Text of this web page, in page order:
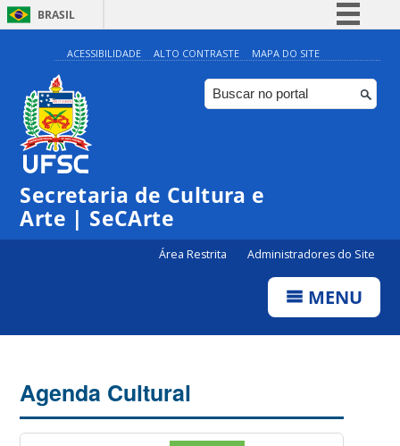
BRASIL
Simplifique!
Comunica BR
Participe
ACESSIBILIDADE ALTO CONTRASTE MAPA DO SITE
Secretaria de Cultura e
Arte | SeCArte
Área Restrita Administradores do Site
MENU
Agenda Cultural